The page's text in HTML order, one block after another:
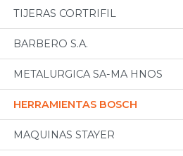
TIJERAS CORTRIFIL
BARBERO S.A.
METALURGICA SA-MA HNOS
HERRAMIENTAS BOSCH
MAQUINAS STAYER